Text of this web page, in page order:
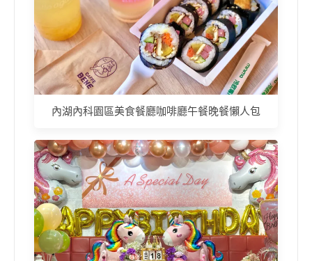
內湖內科園區美食餐廳咖啡廳午餐晚餐懶人包